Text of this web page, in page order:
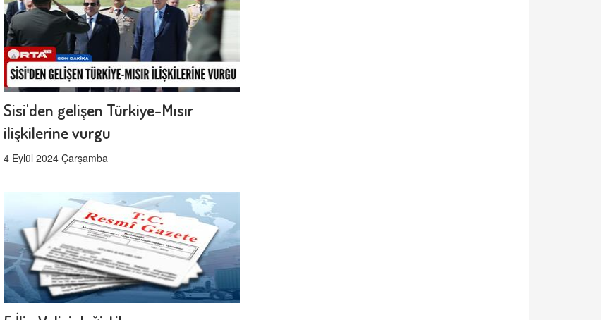
Sisi'den gelişen Türkiye-Mısır
ilişkilerine vurgu
4 Eylül 2024 Çarşamba